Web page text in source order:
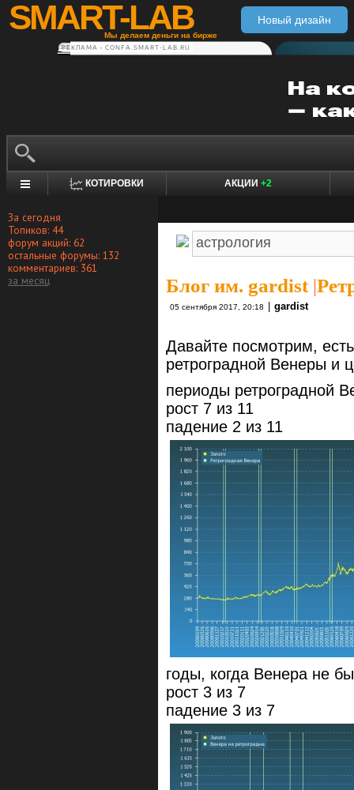
SMART-LAB
Мы делаем деньги на бирже
Новый дизайн
РЕКЛАМА • CONFA.SMART-LAB.RU
КОТИРОВКИ АКЦИИ +2
За сегодня
Топиков: 44
форум акций: 62
остальные форумы: 132
комментариев: 361
за месяц
Блог им. gardist|
05 сентября 2017, 20:18 gardist
Давайте посмотрим,
ретроградной Венеры и
периоды ретроградной
рост 7 из 11
падение 2 из 11
годы, когда Венера не
рост 3 из 7
падение 3 из 7